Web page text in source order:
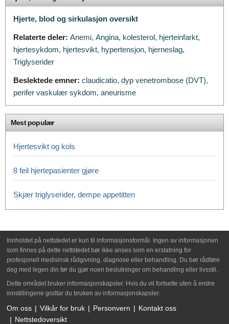
Hjerte, blod og sirkulasjon oversikt
Relaterte deler: Anemi, Angina, kolesterol, hjerteinfarkt,
hjertesykdom, hjertesvikt, hypertensjon, hjerneslag,
Triglyserider
Beslektede emner: claudicatio, dyp venetrombose (DVT),
perifer vaskulær sykdom, aneurisme
Mest populær
Hjertesvikt og kols
8 feil hjertepasienter gjøre
Skjær triglyserider, dempe appetitten
Innholdet på nettstedet er kun til informasjonsformål. Ingen av informasjonen
som finnes på dette nettstedet bør ikke anses som en erstatning for
profesjonell medisinsk rådgivning, diagnose eller behandling. Du bør rådføre
deg med legen din før du gjør noen beslutninger om behandling eller livsstil.
Dette området bruker informasjonskapsler. Hvis du vil fortsette uten å endre
innstillingene godtar du bruken av informasjonskapsler.
Om oss Vilkår for bruk Personvern
Kontakt oss
Nettstedoversikt